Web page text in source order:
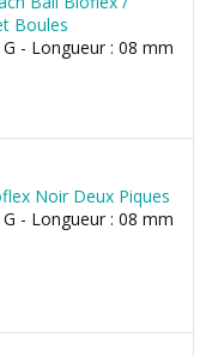
Boules
- Longueur : 08 mm
Noir Deux Piques
- Longueur : 08 mm